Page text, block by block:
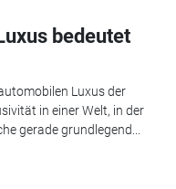
bedeutet
Luxus der
in einer Welt, in der
gerade grundlegend...